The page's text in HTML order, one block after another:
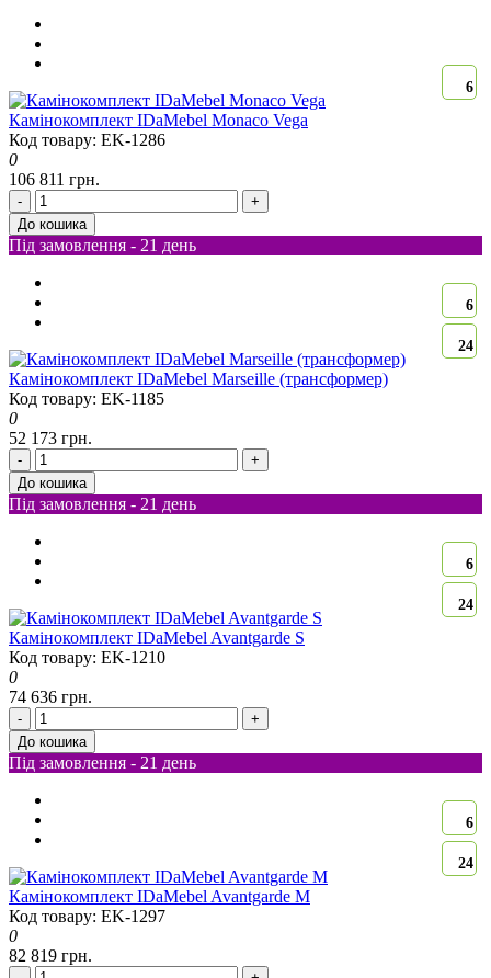
6
Камінокомплект IDaMebel Monaco Vega
Код товару: EK-1286
0
106 811 грн.
-
+
До кошика
Під замовлення - 21 день
6
24
Камінокомплект IDaMebel Marseille (трансформер)
Код товару: EK-1185
0
52 173 грн.
-
+
До кошика
Під замовлення - 21 день
6
24
Камінокомплект IDaMebel Avantgarde S
Код товару: EK-1210
0
74 636 грн.
-
+
До кошика
Під замовлення - 21 день
6
24
Камінокомплект IDaMebel Avantgarde M
Код товару: EK-1297
0
82 819 грн.